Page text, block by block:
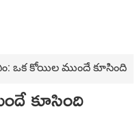
ఒక కోయిల ముందే కూసింది
కూసింది